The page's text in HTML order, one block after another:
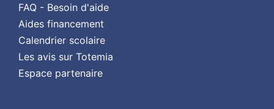
FAQ - Besoin d'aide
Aides financement
Calendrier scolaire
Les avis sur Totemia
Espace partenaire